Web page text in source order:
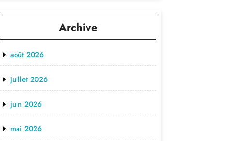
Archive
août 2026
juillet 2026
juin 2026
mai 2026